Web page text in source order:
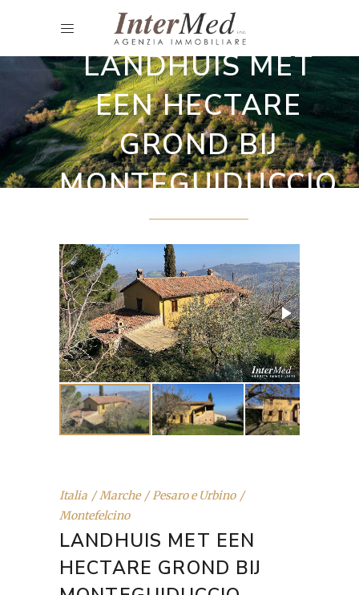
Gerenoveerde landhuizen
LANDHUIS MET
EEN HECTARE
GROND BIJ
MONTEGUIDUCCIO
Italia Marche
Pesaro e Urbino
Montefelcino
LANDHUIS MET EEN
HECTARE GROND BIJ